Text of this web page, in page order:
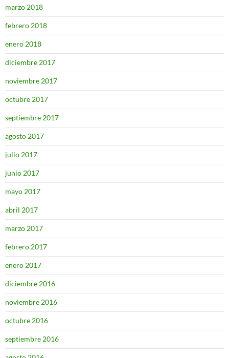
marzo 2018
febrero 2018
enero 2018
diciembre 2017
noviembre 2017
octubre 2017
septiembre 2017
agosto 2017
julio 2017
junio 2017
mayo 2017
abril 2017
marzo 2017
febrero 2017
enero 2017
diciembre 2016
noviembre 2016
octubre 2016
septiembre 2016